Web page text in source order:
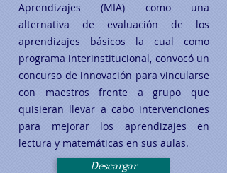
Aprendizajes (MIA) como una
alternativa de evaluación de los
aprendizajes básicos la cual como
programa interinstitucional, convocó un
concurso de innovación para vincularse
con maestros frente a grupo que
quisieran llevar a cabo intervenciones
para mejorar los aprendizajes en
lectura y matemáticas en sus aulas.
Descargar